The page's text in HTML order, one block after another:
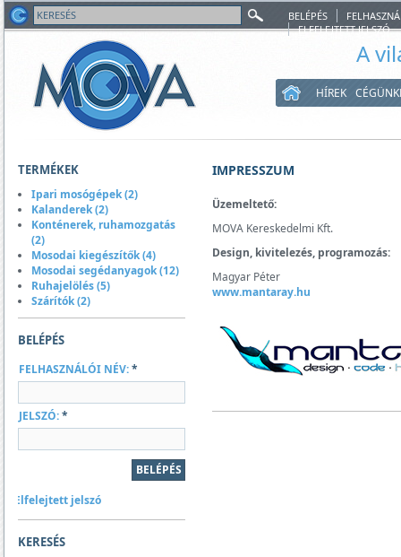
BELÉPÉS
ELFELEJTETT JELSZÓ
A
HÍREK
TERMÉKEK
Ipari mosógépek (2)
Kalanderek (2)
Konténerek, ruhamozgatás
(2)
Mosodai kiegészítők (4)
Mosodai segédanyagok (12)
Ruhajelölés (5)
Szárítók (2)
BELÉPÉS
FELHASZNÁLÓI NÉV:*
JELSZÓ:*
Elfelejtett jelszó
KERESÉS
IMPRESSZUM
Üzemeltető:
MOVA Kereskedelmi Kft.
Design, kivitelezés, programozás:
Magyar Péter
www.mantaray.hu